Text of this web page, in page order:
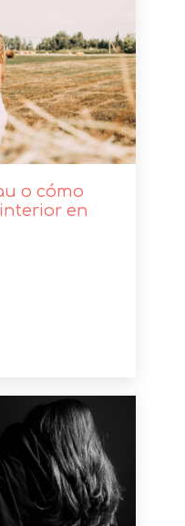
o cómo
en